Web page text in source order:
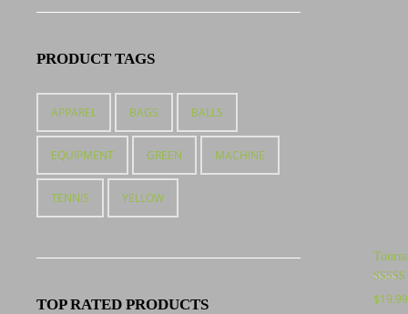
mit
$19.99
PRODUCT TAGS
APPAREL BAGS BALLS
EQUIPMENT GREEN MACHINE
TENNIS YELLOW
TOP RATED PRODUCTS